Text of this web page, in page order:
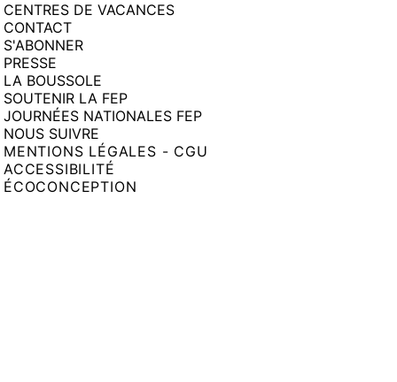
CENTRES DE VACANCES
CONTACT
S'ABONNER
PRESSE
LA BOUSSOLE
SOUTENIR LA FEP
JOURNÉES NATIONALES FEP
NOUS SUIVRE
MENTIONS LÉGALES - CGU
ACCESSIBILITÉ
ÉCOCONCEPTION